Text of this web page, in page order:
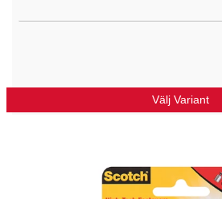
Välj Variant